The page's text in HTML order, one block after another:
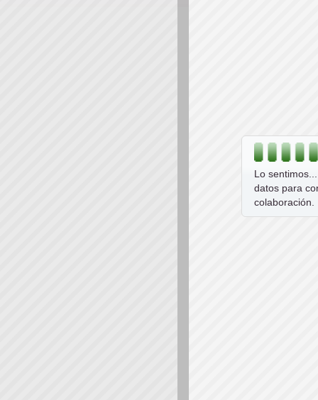
Lo
datos para
colaboración.